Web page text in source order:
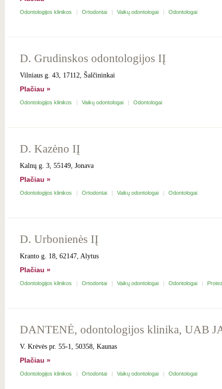
Odontologijos klinikos Ortodontai Vaikų odontologai Odontologai
D. Grudinskos odontologijos IĮ
Vilniaus g. 43, 17112, Šalčininkai
Plačiau »
Odontologijos klinikos Vaikų odontologai Odontologai
D. Kazėno IĮ
Kalnų g. 3, 55149, Jonava
Plačiau »
Odontologijos klinikos Ortodontai Vaikų odontologai Odontologai
D. Urbonienės IĮ
Kranto g. 18, 62147, Alytus
Plačiau »
Odontologijos klinikos Ortodontai Vaikų odontologai Odontologai
DANTENĖ, odontologijos klinika, UAB
V. Krėvės pr. 55-1, 50358, Kaunas
Plačiau »
Odontologijos klinikos Ortodontai Vaikų odontologai Odontologai